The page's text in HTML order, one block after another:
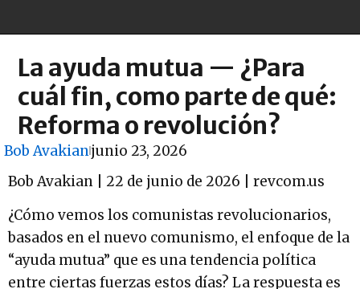
La ayuda mutua — ¿Para
cuál fin, como parte de qué:
Reforma o revolución?
Bob Avakianjunio 23, 2026
Bob Avakian | 22 de junio de 2026 | revcom.us
¿Cómo vemos los comunistas revolucionarios,
basados en el nuevo comunismo, el enfoque de la
“ayuda mutua” que es una tendencia política
entre ciertas fuerzas estos días? La respuesta es